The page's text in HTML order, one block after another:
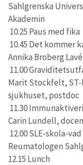
Sahlgrenska
Akademin
10.25 Paus med fika
10.45 Det kommer
Annika Broberg
11.00
Marit Stockfelt, ST-
sjukhuset, postdoc
11.30
Carin Lundell,
12.00 SLE-skola-
Reumatologen
12.15 Lunch